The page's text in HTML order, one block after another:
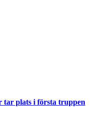
tar plats i första truppen